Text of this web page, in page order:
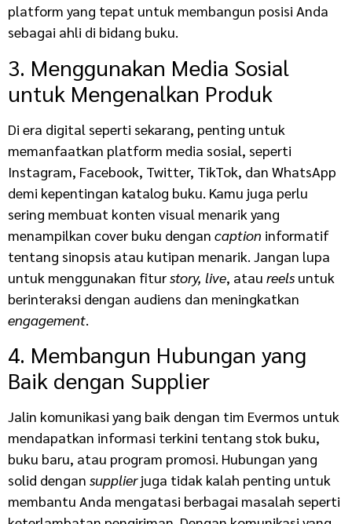
platform yang tepat untuk membangun posisi Anda
sebagai ahli di bidang buku.
3. Menggunakan Media Sosial
untuk Mengenalkan Produk
Di era digital seperti sekarang, penting untuk
memanfaatkan platform media sosial, seperti
Instagram, Facebook, Twitter, TikTok, dan WhatsApp
demi kepentingan katalog buku. Kamu juga perlu
sering membuat konten visual menarik yang
menampilkan cover buku dengan caption informatif
tentang sinopsis atau kutipan menarik. Jangan lupa
untuk menggunakan fiturstory, live, atau reels untuk
berinteraksi dengan audiens dan meningkatkan
engagement.
4. Membangun Hubungan yang
Baik dengan Supplier
Jalin komunikasi yang baik dengan tim Evermos untuk
mendapatkan informasi terkini tentang stok buku,
buku baru, atau program promosi. Hubungan yang
solid dengan supplierjuga tidak kalah penting untuk
membantu Anda mengatasi berbagai masalah seperti